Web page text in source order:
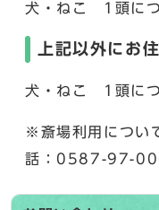
犬・ねこ 1頭に
上記以外にお
犬・ねこ 1頭に
※斎場利用につい
話：0587-97-